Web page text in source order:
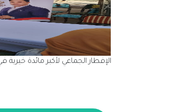
الفيوم برعاية كريمةالإفطار الجماعي لأكبر مائدة